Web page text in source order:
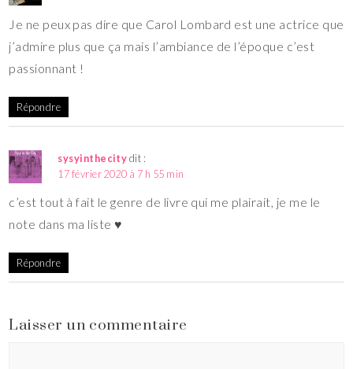
Je ne peux pas dire que Carol Lombard est une actrice que
j’admire plus que ça mais l’ambiance de l’époque c’est
passionnant !
Répondre
sysyinthecitydit :
17 février 2020 à 7 h 55 min
c’est tout à fait le genre de livre qui me plairait, je me le
note dans ma liste ♥
Répondre
Laisser un commentaire